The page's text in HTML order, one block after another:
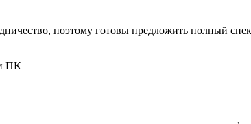
поэтому готовы предложить полный
ПК